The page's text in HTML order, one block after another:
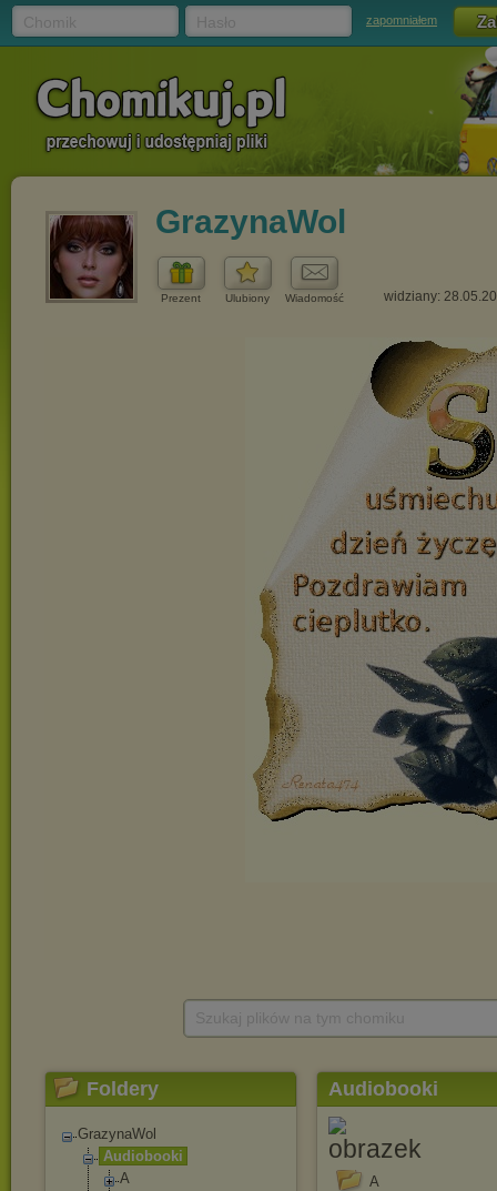
zapomniałem
GrazynaWol
Prezent Ulubiony Wiadomość widziany:
Foldery
GrazynaWol
Audiobooki
A
Audiobooki
A